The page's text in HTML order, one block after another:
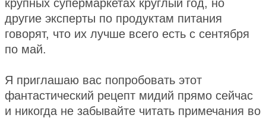
крупных супермаркетах круглый год, но
другие эксперты по продуктам питания
говорят, что их лучше всего есть с сентября
по май.
Я приглашаю вас попробовать этот
фантастический рецепт мидий прямо сейчас
и никогда не забывайте читать примечания во